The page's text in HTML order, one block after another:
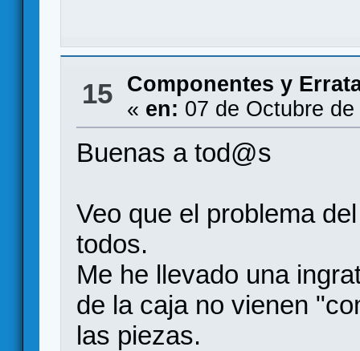
15
Componentes y
« en: 07 de Octubre
Buenas a tod@s
Veo que el problema
todos.
Me he llevado una
de la caja no vienen
las piezas.